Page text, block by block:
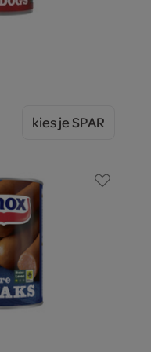
kies je SPAR